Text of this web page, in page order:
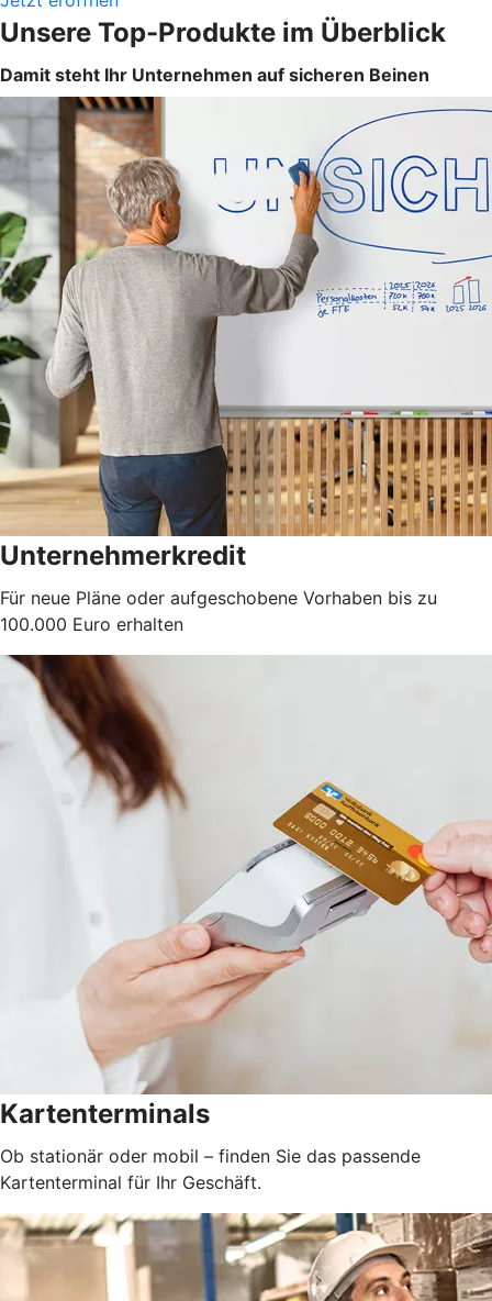
Unsere Top-Produkte im Überblick
Damit steht Ihr Unternehmen auf sicheren Beinen
Unternehmerkredit
Für neue Pläne oder aufgeschobene Vorhaben bis zu
100.000 Euro erhalten
Kartenterminals
Ob stationär oder mobil – finden Sie das passende
Kartenterminal für Ihr Geschäft.